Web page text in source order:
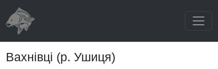
Вахнівці (р. Ушиця)